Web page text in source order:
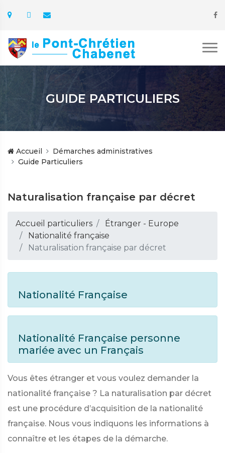
GUIDE PARTICULIERS
Accueil
Démarches administratives
Guide Particuliers
Naturalisation française par décret
Accueil particuliers
Étranger - Europe
Nationalité française
Naturalisation française par décret
Nationalité Française
Nationalité Française personne
mariée avec un Français
Vous êtes étranger et vous voulez demander la
nationalité française ? La naturalisation par décret
est une procédure d’acquisition de la nationalité
française. Nous vous indiquons les informations à
connaître et les étapes de la démarche.